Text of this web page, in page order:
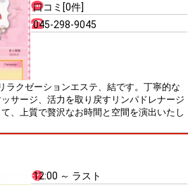
口コミ[0件]
045-298-9045
ラクゼーションエステ、結です。丁寧的な
サージ、活力を取り戻すリンパドレナージ
、上質で贅沢なお時間と空間を演出いたし
12:00 ～ ラスト